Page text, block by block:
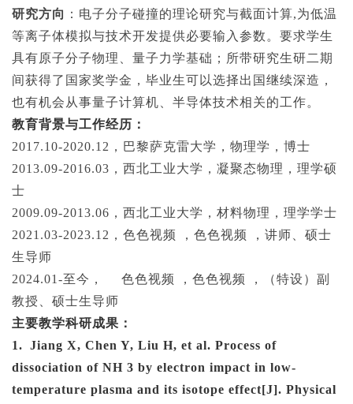
研究方向 ：电子分子碰撞的理论研究与截面计算,为低温
等离子体模拟与技术开发提供必要输入参数。要求学生
具有原子分子物理、量子力学基础；所带研究生研二期
间获得了国家奖学金，毕业生可以选择出国继续深造，
也有机会从事量子计算机、半导体技术相关的工作。
教育背景与工作经历：
2017.10-2020.12 ，巴黎萨克雷大学，物理学，博士
2013.09-2016.03 ，西北工业大学，凝聚态物理，理学硕
士
2009.09-2013.06 ，西北工业大学，材料物理，理学学士
2021.03-2023.12，色色视频 ，色色视频 ，讲师、硕士
生导师
2024.01 -至今，
色色视频 ，色色视频 ，（特设）副
教授、硕士生导师
主要教学科研成果 ：
1. Jiang X, Chen Y, Liu H, et al. Process of
dissociation of NH 3 by electron impact in low-
temperature plasma and its isotope effect[J]. Physical